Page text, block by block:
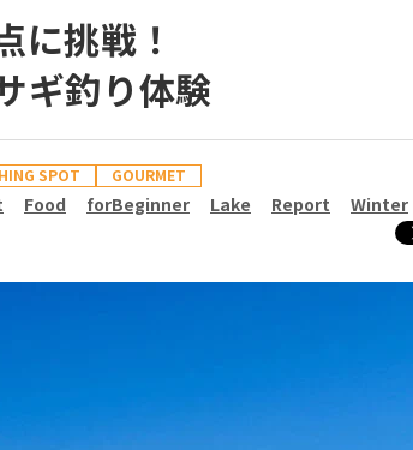
に挑戦！
ギ釣り体験
SPOT GOURMET
Food forBeginner Lake Report Winter